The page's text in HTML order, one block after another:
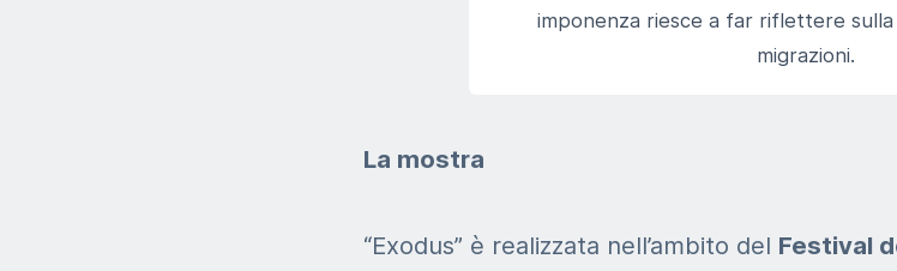
imponenza riesce a far riflettere
migrazioni.
La mostra
“Exodus” è realizzata nell’ambito del Festival